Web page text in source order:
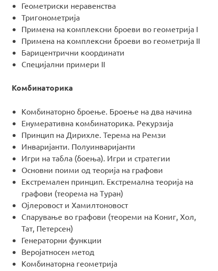
Геометриски неравенства
Тригонометрија
Примена на комплексни броеви во геометрија I
Примена на комплексни броеви во геометрија II
Барицентрични координати
Специјални примери II
Комбинаторика
Комбинаторно броење. Броење на два начина
Енумеративна комбинаторика. Рекурзија
Принцип на Дирихле. Терема на Ремзи
Инваријанти. Полуинваријанти
Игри на табла (боења). Игри и стратегии
Основни поими од теорија на графови
Екстремален принцип. Екстремална теорија на
графови (теорема на Туран)
Ојлеровост и Хамилтоновост
Спарување во графови (теореми на Кониг, Хол,
Тат, Петерсен)
Генераторни функции
Веројатносен метод
Комбинаторна геометрија